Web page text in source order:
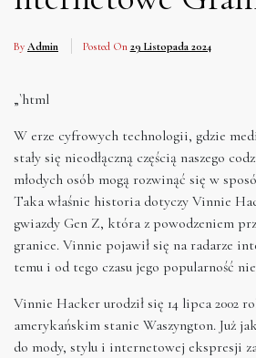
By Admin Posted On 29 Listopada 2024
„`html
W erze cyfrowych technologii, gdzie
stały się nieodłączną częścią naszego
młodych osób mogą rozwinąć się w
Taka właśnie historia dotyczy Vinnie
gwiazdy Gen Z, która z powodzeniem
granice. Vinnie pojawił się na radarze
temu i od tego czasu jego popularność
Vinnie Hacker urodził się 14 lipca 2002
amerykańskim stanie Waszyngton. Już
do mody, stylu i internetowej ekspresji